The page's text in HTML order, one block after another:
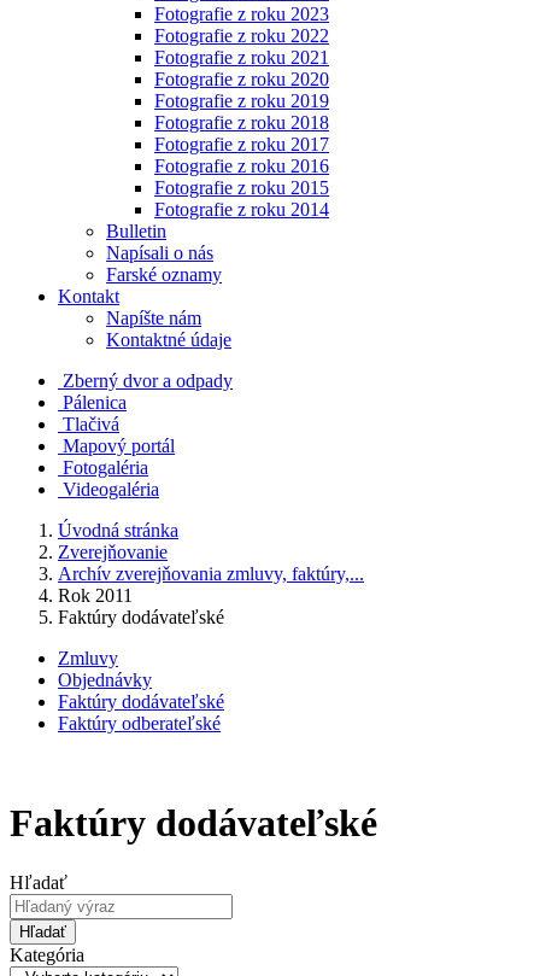
Fotografie z roku 2023
Fotografie z roku 2022
Fotografie z roku 2021
Fotografie z roku 2020
Fotografie z roku 2019
Fotografie z roku 2018
Fotografie z roku 2017
Fotografie z roku 2016
Fotografie z roku 2015
Fotografie z roku 2014
Bulletin
Napísali o nás
Farské oznamy
Kontakt
Napíšte nám
Kontaktné údaje
Zberný dvor a odpady
Pálenica
Tlačivá
Mapový portál
Fotogaléria
Videogaléria
Úvodná stránka
Zverejňovanie
Archív zverejňovania zmluvy, faktúry,...
Rok 2011
Faktúry dodávateľské
Zmluvy
Objednávky
Faktúry dodávateľské
Faktúry odberateľské
Faktúry dodávateľské
Hľadať
Hľadať
Kategória